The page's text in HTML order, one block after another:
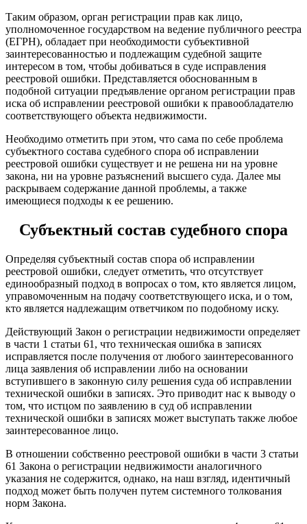
Таким образом, орган регистрации прав как лицо,
уполномоченное государством на ведение публичного реестра
(ЕГРН), обладает при необходимости субъективной
заинтересованностью и подлежащим судебной защите
интересом в том, чтобы добиваться в суде исправления
реестровой ошибки. Представляется обоснованным в
подобной ситуации предъявление органом регистрации прав
иска об исправлении реестровой ошибки к правообладателю
соответствующего объекта недвижимости.
Необходимо отметить при этом, что сама по себе проблема
субъектного состава судебного спора об исправлении
реестровой ошибки существует и не решена ни на уровне
закона, ни на уровне разъяснений высшего суда. Далее мы
раскрываем содержание данной проблемы, а также
имеющиеся подходы к ее решению.
Субъектный состав судебного спора
Определяя субъектный состав спора об исправлении
реестровой ошибки, следует отметить, что отсутствует
единообразный подход в вопросах о том, кто является лицом,
управомоченным на подачу соответствующего иска, и о том,
кто является надлежащим ответчиком по подобному иску.
Действующий Закон о регистрации недвижимости определяет
в части 1 статьи 61, что техническая ошибка в записях
исправляется после получения от любого заинтересованного
лица заявления об исправлении либо на основании
вступившего в законную силу решения суда об исправлении
технической ошибки в записях. Это приводит нас к выводу о
том, что истцом по заявлению в суд об исправлении
технической ошибки в записях может выступать также любое
заинтересованное лицо.
В отношении собственно реестровой ошибки в части 3 статьи
61 Закона о регистрации недвижимости аналогичного
указания не содержится, однако, на наш взгляд, идентичный
подход может быть получен путем системного толкования
норм Закона.